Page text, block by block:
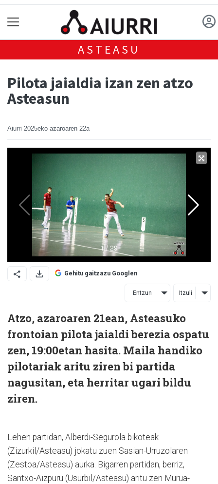
ASTEASU
Pilota jaialdia izan zen atzo
Asteasun
Aiurri 2025eko azaroaren 22a
Gehitu gaitzazu Googlen
Entzun Itzuli
Atzo, azaroaren 21ean, Asteasuko
frontoian pilota jaialdi berezia ospatu
zen, 19:00etan hasita. Maila handiko
pilotariak aritu ziren bi partida
nagusitan, eta herritar ugari bildu
ziren.
Lehen partidan, Alberdi-Segurola bikoteak
(Zizurkil/Asteasu) jokatu zuen Sasian-Urruzolaren
(Zestoa/Asteasu) aurka. Bigarren partidan, berriz,
Santxo-Aizpuru (Usurbil/Asteasu) aritu zen Murua-